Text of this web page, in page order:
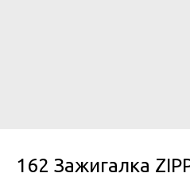
162 Зажигалка